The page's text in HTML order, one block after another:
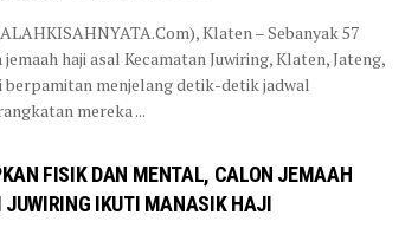
Klaten – Sebanyak 57
haji asal Kecamatan Juwiring, Klaten, Jateng,
berpamitan menjelang detik-detik jadwal
mereka ...
FISIK DAN MENTAL, CALON JEMAAH
JUWIRING IKUTI MANASIK HAJI